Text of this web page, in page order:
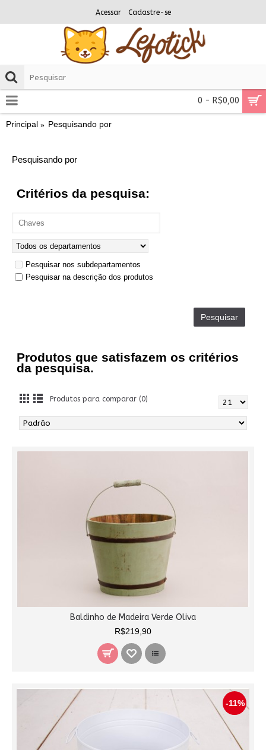
Acessar Cadastre-se
0 - R$0,00
Principal Pesquisando por
Pesquisando por
Critérios da pesquisa:
Pesquisar nos subdepartamentos
Pesquisar na descrição dos produtos
Produtos que satisfazem os critérios
da pesquisa.
Produtos para comparar (0)
Baldinho de Madeira Verde Oliva
R$219,90
-11%